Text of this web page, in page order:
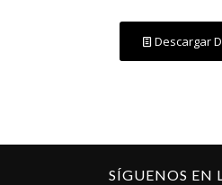
Descargar
SÍGUENOS EN